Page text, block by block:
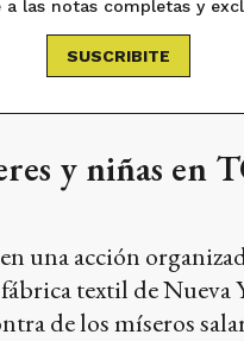
a las notas completas y
SUSCRIBITE
y niñas en
una acción
textil de
de los míseros